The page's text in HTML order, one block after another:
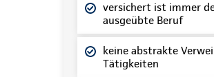
versichert ist immer
ausgeübte Beruf
keine abstrakte
Tätigkeiten